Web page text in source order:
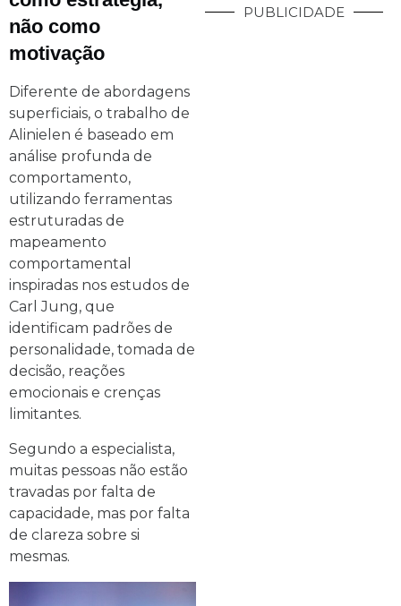
não como
motivação
Diferente de abordagens
superficiais, o trabalho de
Alinielen é baseado em
análise profunda de
comportamento,
utilizando ferramentas
estruturadas de
mapeamento
comportamental
inspiradas nos estudos de
Carl Jung, que
identificam padrões de
personalidade, tomada de
decisão, reações
emocionais e crenças
limitantes.
Segundo a especialista,
muitas pessoas não estão
travadas por falta de
capacidade, mas por falta
de clareza sobre si
mesmas.
PUBLICIDADE